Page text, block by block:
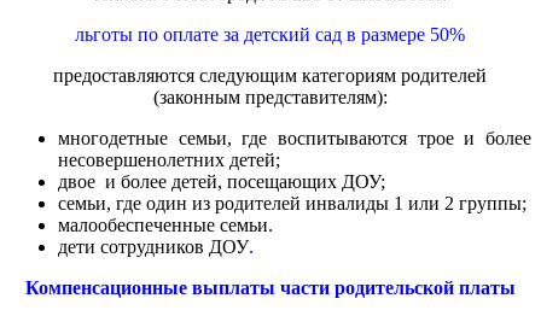
льготы по оплате за детский сад в размере 50%
предоставляются следующим категориям родителей
(законным представителям):
многодетные семьи, где воспитываются трое и более
несовершенолетних детей;
двое и более детей, посещающих ДОУ;
семьи, где один из родителей инвалиды 1 или 2 группы;
малообеспеченные семьи.
дети сотрудников ДОУ.
Компенсационные выплаты части родительской платы